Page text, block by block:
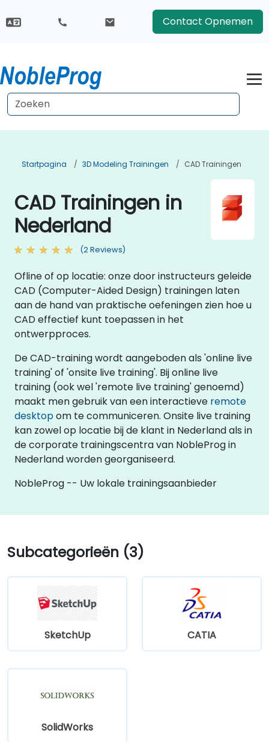
Contact Opnemen
Startpagina 3D Modeling Trainingen CAD Trainingen
CAD Trainingen in
Nederland
(2 Reviews)
Ofline of op locatie: onze door instructeurs geleide
CAD (Computer-Aided Design) trainingen laten
aan de hand van praktische oefeningen zien hoe u
CAD effectief kunt toepassen in het
ontwerpproces.
De CAD-training wordt aangeboden als 'online live
training' of 'onsite live training'. Bij online live
training (ook wel 'remote live training' genoemd)
maakt men gebruik van een interactieve remote
desktopom te communiceren. Onsite live training
kan zowel op locatie bij de klant in Nederland als in
de corporate trainingscentra van NobleProg in
Nederland worden georganiseerd.
NobleProg -- Uw lokale trainingsaanbieder
Subcategorieën (3)
SketchUp CATIA
SolidWorks